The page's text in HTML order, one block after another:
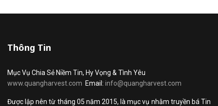
Thông Tin
Mục Vụ Chia Sẻ Niềm Tin, Hy Vọng & Tình Yêu
www.quangharvest.com Email: info@quangharvest.com
Được lập nên từ tháng 05 năm 2015, là mục vụ nhằm truyền bá Tin